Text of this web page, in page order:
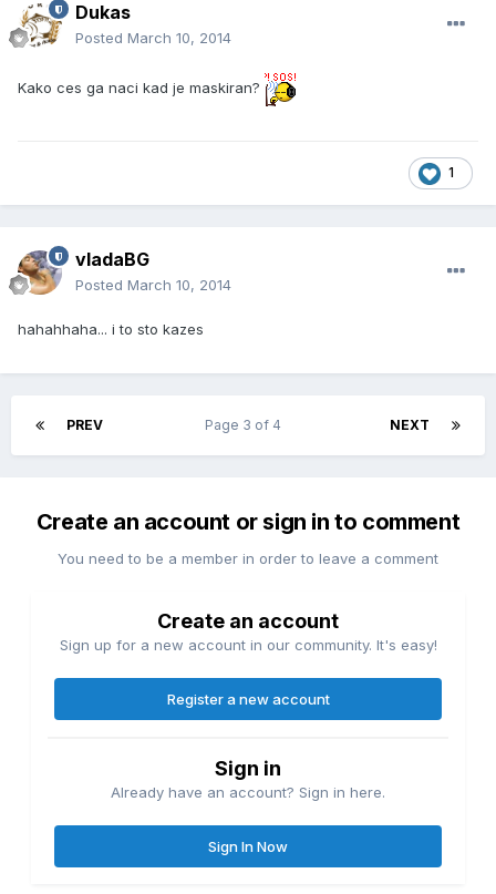
Dukas
Posted March 10, 2014
Kako ces ga naci kad je maskiran?
1
vladaBG
Posted March 10, 2014
hahahhaha... i to sto kazes
PREV NEXT
Page 3 of 4
Create an account or sign in to comment
You need to be a member in order to leave a comment
Create an account
Sign up for a new account in our community. It's easy!
Register a new account
Sign in
Already have an account? Sign in here.
Sign In Now